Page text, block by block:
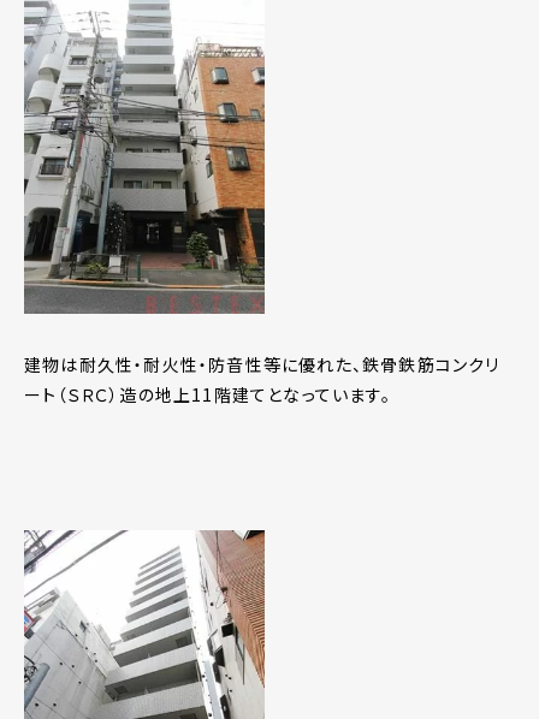
建物は耐久性・耐火性・防音性等に優れた、鉄骨鉄筋コンクリ
ート（ＳＲＣ）造の地上11階建てとなっています。